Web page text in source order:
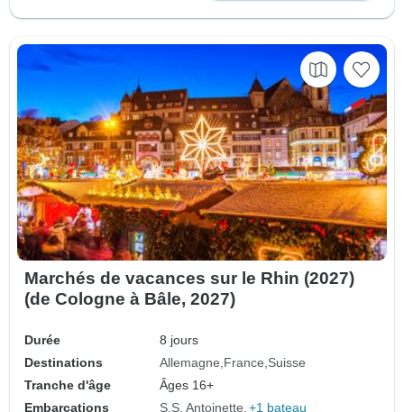
Marchés de vacances sur le Rhin (2027)
(de Cologne à Bâle, 2027)
Durée
8 jours
Destinations
Allemagne France Suisse
Tranche d'âge
Âges 16+
Embarcations
S.S. Antoinette +1 bateau